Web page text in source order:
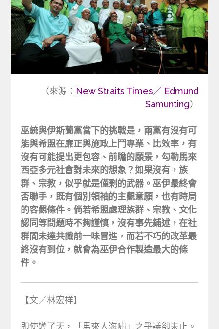
（來源： New Straits Times／ Edmund
Samunting）
巫統與伊斯蘭黨當下的挑戰是，兩黨有沒有可
能與希盟在廉正與施政上鬥專業、比效率，有
沒有可能提出更包容、前瞻的願景，勾勒馬來
西亞多元社會對未來的想象？如果沒有，族
群、宗教，似乎就是僅剩的武器。巫伊最終會
否聯手，既有個別領袖的主觀意願，也有時局
的客觀條件。倘若希盟處理族群、宗教、文化
認同等問題時不夠謹慎，沒有事先鋪述，在社
群間未達共識前一味冒進，而若不巧的改革最
終沒有到位，就會為巫伊合作製造最大的條
件。
【文／林宏祥】
即使變了天，「馬來人海嘯」之爭議卻未止。